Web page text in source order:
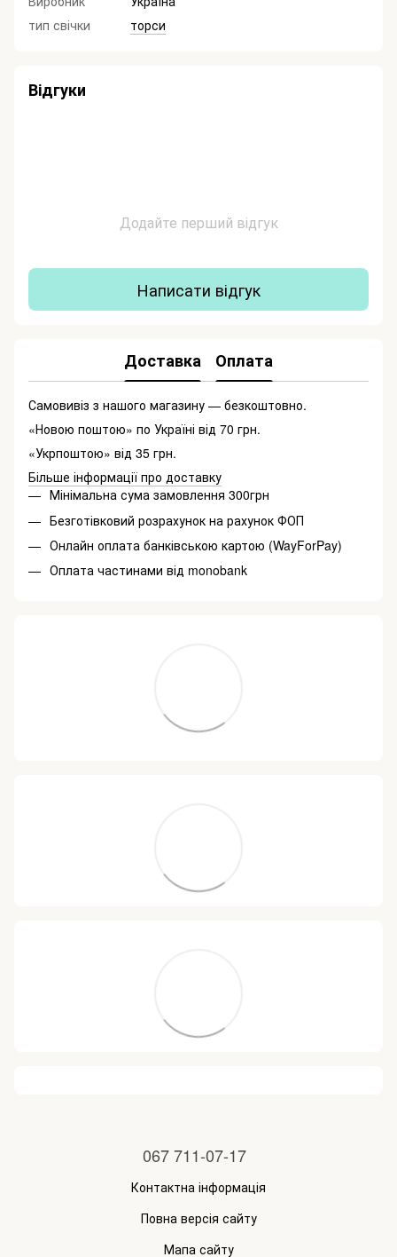
тип свічки
торси
Відгуки
Додайте перший відгук
Написати відгук
Доставка Оплата
Самовивіз з нашого магазину — безкоштовно.
«Новою поштою» по Україні від 70 грн.
«Укрпоштою» від 35 грн.
Більше інформації про доставку
Мінімальна сума замовлення 300грн
Безготівковий розрахунок на рахунок ФОП
Онлайн оплата банківською картою (WayForPay)
Оплата частинами від monobank
067 711-07-17
Контактна інформація
Повна версія сайту
Мапа сайту